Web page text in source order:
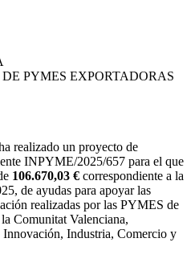
PYMES EXPORTADORAS
realizado un proyecto de
INPYME/2025/657 para el que
106.670,03 € correspondiente a la
de ayudas para apoyar las
realizadas por las PYMES de
Comunitat Valenciana,
Industria, Comercio y